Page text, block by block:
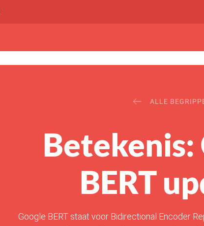
ALLE
Betekenis:
BERT
Google BERT staat voor Bidirectional Encoder